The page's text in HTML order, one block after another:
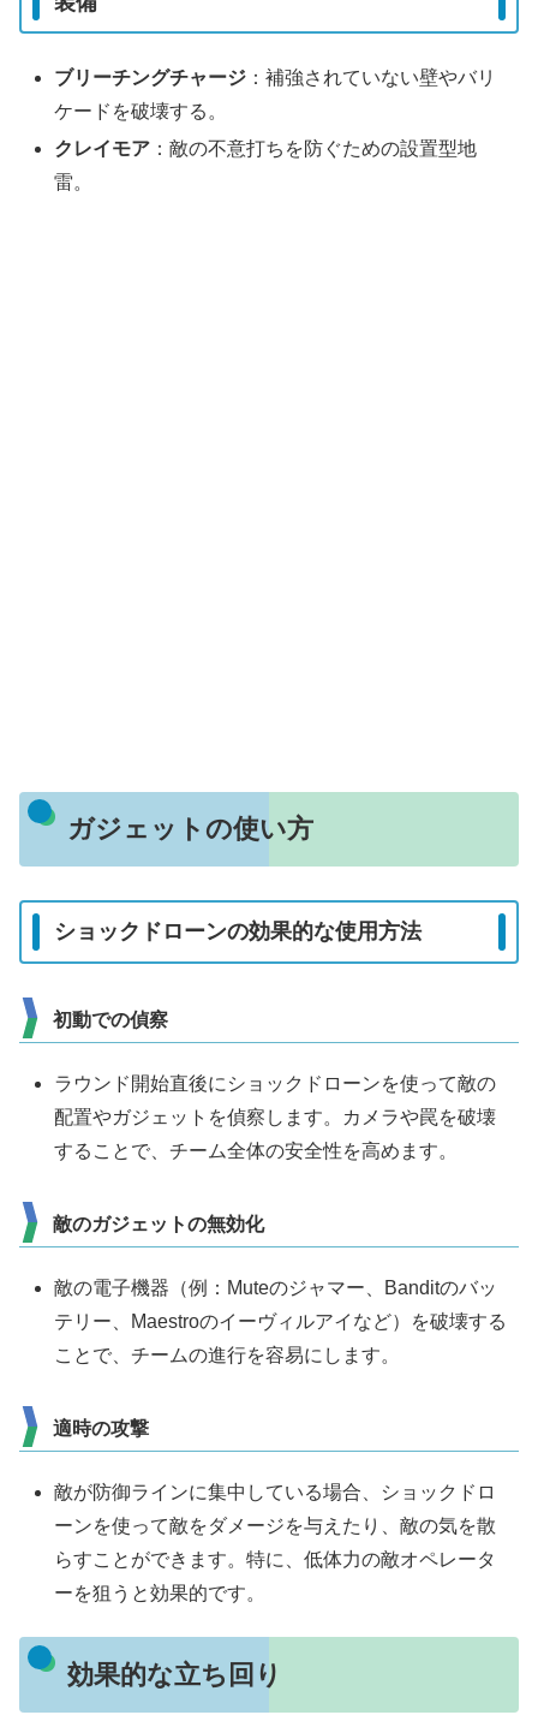
ブリーチングチャージ ：補強されていない壁やバリ
ケードを破壊する。
クレイモア ：敵の不意打ちを防ぐための設置型地
雷。
ガジェットの使い方
ショックドローンの効果的な使用方法
初動での偵察
ラウンド開始直後にショックドローンを使って敵の
配置やガジェットを偵察します。カメラや罠を破壊
することで、チーム全体の安全性を高めます。
敵のガジェットの無効化
敵の電子機器（例：Muteのジャマー、Banditのバッ
テリー、Maestroのイーヴィルアイなど）を破壊する
ことで、チームの進行を容易にします。
適時の攻撃
敵が防御ラインに集中している場合、ショックドロ
ーンを使って敵をダメージを与えたり、敵の気を散
らすことができます。特に、低体力の敵オペレータ
ーを狙うと効果的です。
効果的な立ち回り